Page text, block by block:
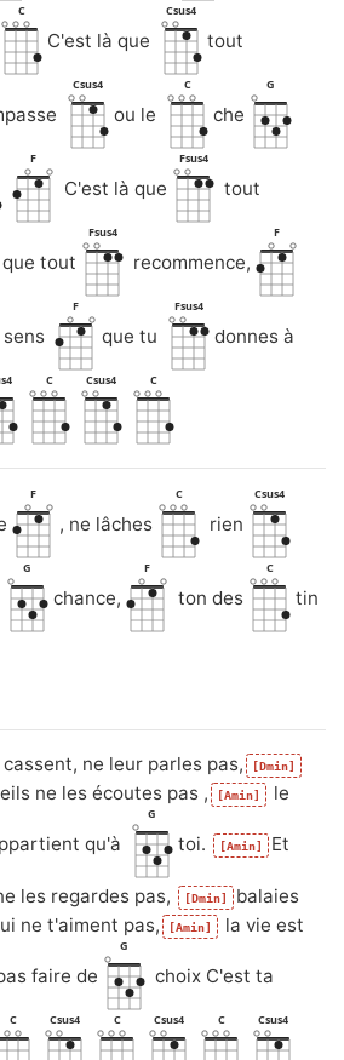
C
C'est là que
Csus4
tout
Csus4
ou le
C
che
G
F
C'est là que
Fsus4
tout
tout
Fsus4
recommence,
F
F
que tu
Fsus4
donnes à
C Csus4 C
F
, ne lâches
C
rien
Csus4
G
chance,
F
ton des
C
tin
ne leur parles pas, [Dmin]
ne les écoutes pas , [Amin] le
qu'à
G
toi. [Amin] Et
les regardes pas, [Dmin]
balaies
ne t'aiment pas,
[Amin] la vie est
faire de
G
choix C'est ta
C Csus4 C Csus4 C Csus4